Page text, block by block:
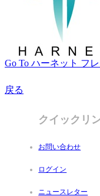
Go To ハーネット フレ
戻る
クイックリ
お問い合わせ
ログイン
ニュースレター